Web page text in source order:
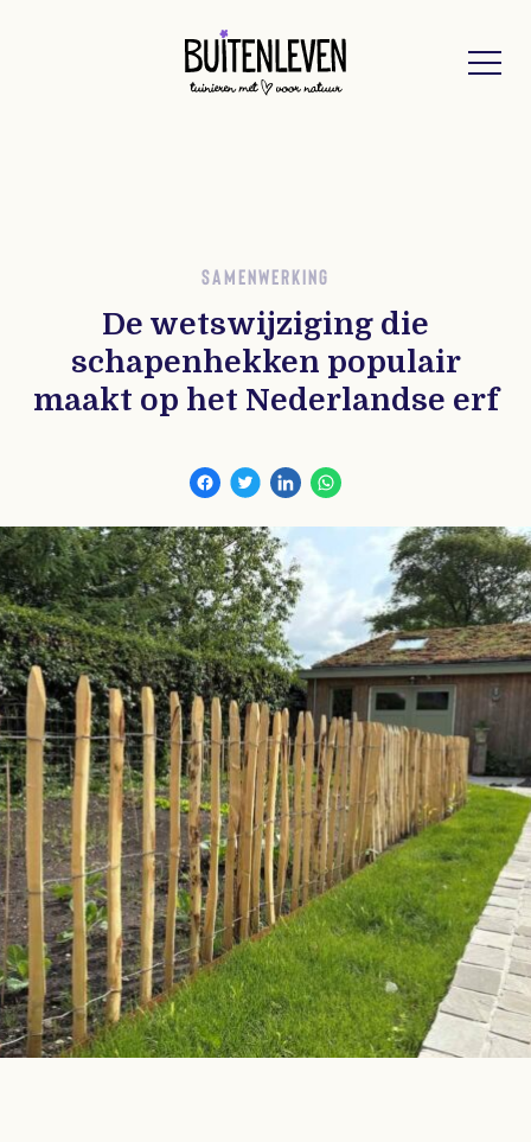
SAMENWERKING
De wetswijziging die
schapenhekken populair
maakt op het Nederlandse erf